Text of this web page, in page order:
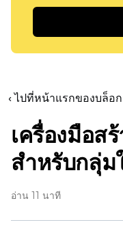
‹ ไปที่หน้าแรกของบล็อก
เครื่องมือส
สำหรับกลุ่ม
อ่าน 11 นาที